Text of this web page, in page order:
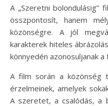
A „Szeretni bolondulásig”
összpontosít, hanem
közönségre. A jól
karakterek hiteles
könnyedén azonosuljanak
A film során a közönség
érzelmeinek, amelyek
A szeretet, a csalódás, a